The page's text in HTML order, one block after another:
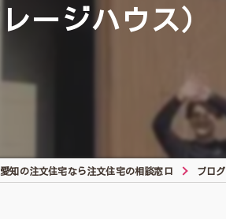
ージハウス）
愛知の注文住宅なら注文住宅の相談窓口 ブログ